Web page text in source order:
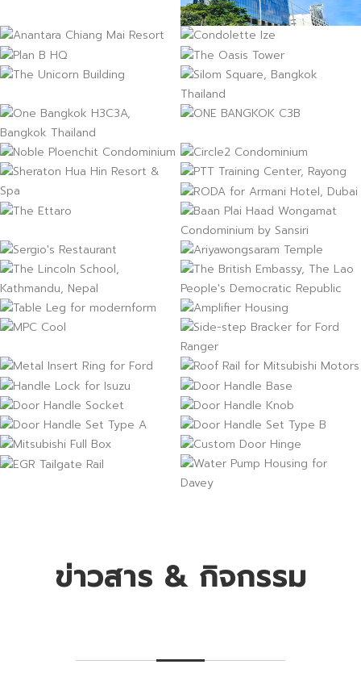
Thailand
One Bangkok H3C3A,
Bangkok Thailand
ONE BANGKOK C3B
ANCA
Noble Ploenchit
Circle2 Condominium
Resort&Spa
PTT Training Center,
Rayong
RODA for Armani Hotel,
The Ettaro
Baan Plai Haad Wongamat
Condominium by Sansiri
Ariyawongsaram Temple
The British Embassy, The
Lao People's Democratic
Republic
Table Leg for modernform
Amplifier Housing
MPC Cool
Side-step Bracker for Ford
Ranger
Metal Insert Ring for Ford
Roof Rail for Mitsubishi
Motors
Handle Lock for Isuzu
Door Handle Base
Door Handle Knob
Door Handle Set Type A
Door Handle Set Type B
Mitsubishi Full Box
Custom Door Hinge
EGR Tailgate Rail
Water Pump Housing for
Davey
ข่าวสาร & กิจกรรม